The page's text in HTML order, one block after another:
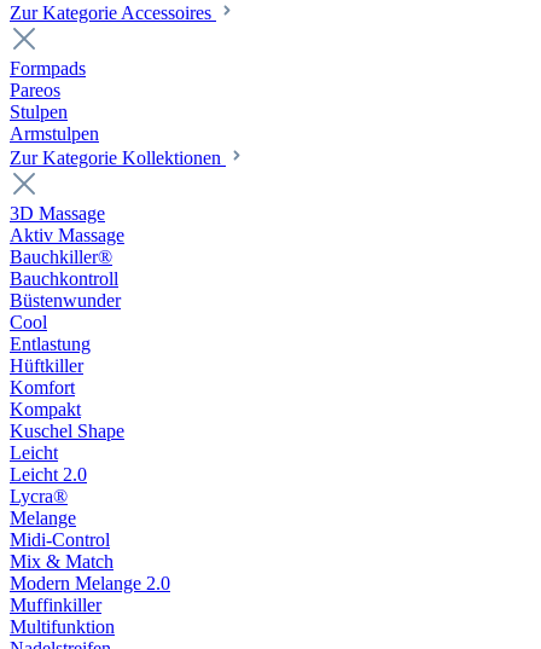
Zur Kategorie Accessoires
Formpads
Pareos
Stulpen
Armstulpen
Zur Kategorie Kollektionen
3D Massage
Aktiv Massage
Bauchkiller®
Bauchkontroll
Büstenwunder
Cool
Entlastung
Hüftkiller
Komfort
Kompakt
Kuschel Shape
Leicht
Leicht 2.0
Lycra®
Melange
Midi-Control
Mix & Match
Modern Melange 2.0
Muffinkiller
Multifunktion